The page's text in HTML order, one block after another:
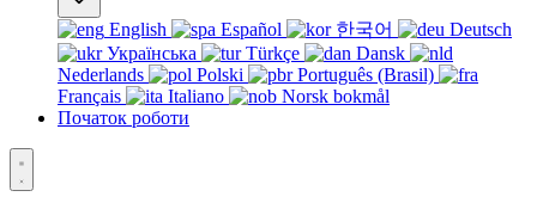
English Español 한국어
Deutsch
Українська
Türkçe
Dansk
Nederlands
Polski
Português (Brasil)
Français
Italiano
Norsk bokmål
Початок роботи